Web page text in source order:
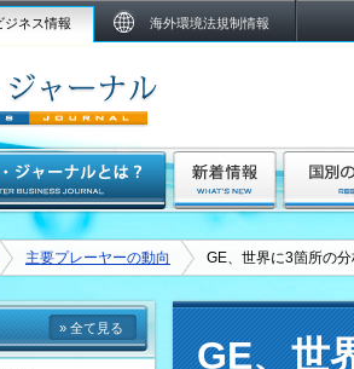
ジネス情報 海外環境法規制情報
主要プレーヤーの動向 GE、世界に3箇所の
GE、世
» 全て見る